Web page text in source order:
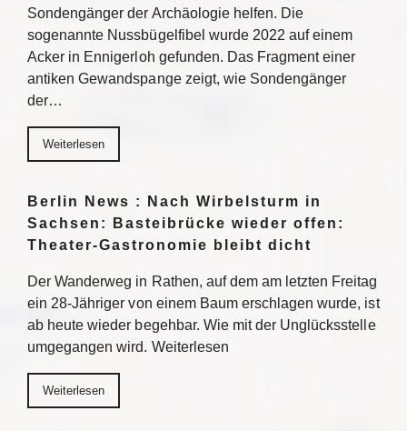
Sondengänger der Archäologie helfen. Die
sogenannte Nussbügelfibel wurde 2022 auf einem
Acker in Ennigerloh gefunden. Das Fragment einer
antiken Gewandspange zeigt, wie Sondengänger
der…
Weiterlesen
Berlin News : Nach Wirbelsturm in
Sachsen: Basteibrücke wieder offen:
Theater-Gastronomie bleibt dicht
Der Wanderweg in Rathen, auf dem am letzten Freitag
ein 28-Jähriger von einem Baum erschlagen wurde, ist
ab heute wieder begehbar. Wie mit der Unglücksstelle
umgegangen wird. Weiterlesen
Weiterlesen